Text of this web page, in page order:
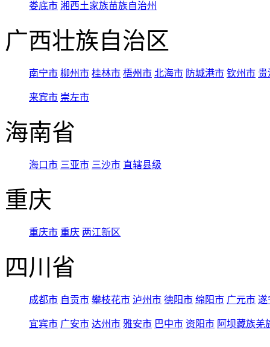
娄底市 湘西土家族苗族自治州
广西壮族自治区
南宁市 柳州市 桂林市 梧州市 北海市 防城港市 钦州市 贵
来宾市 崇左市
海南省
海口市 三亚市 三沙市 直辖县级
重庆
重庆市 重庆 两江新区
四川省
成都市 自贡市 攀枝花市 泸州市 德阳市 绵阳市 广元市 遂
宜宾市 广安市 达州市 雅安市 巴中市 资阳市 阿坝藏族羌